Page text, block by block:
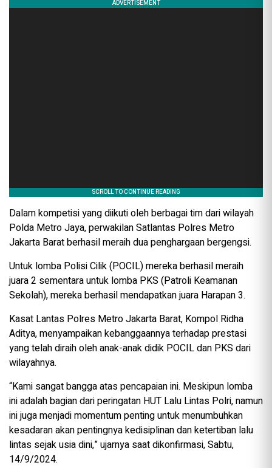
Dalam kompetisi yang diikuti oleh berbagai tim dari wilayah
Polda Metro Jaya, perwakilan Satlantas Polres Metro
Jakarta Barat berhasil meraih dua penghargaan bergengsi.
Untuk lomba Polisi Cilik (POCIL) mereka berhasil meraih
juara 2 sementara untuk lomba PKS (Patroli Keamanan
Sekolah), mereka berhasil mendapatkan juara Harapan 3.
Kasat Lantas Polres Metro Jakarta Barat, Kompol Ridha
Aditya, menyampaikan kebanggaannya terhadap prestasi
yang telah diraih oleh anak-anak didik POCIL dan PKS dari
wilayahnya.
“Kami sangat bangga atas pencapaian ini. Meskipun lomba
ini adalah bagian dari peringatan HUT Lalu Lintas Polri, namun
ini juga menjadi momentum penting untuk menumbuhkan
kesadaran akan pentingnya kedisiplinan dan ketertiban lalu
lintas sejak usia dini,” ujarnya saat dikonfirmasi, Sabtu,
14/9/2024.